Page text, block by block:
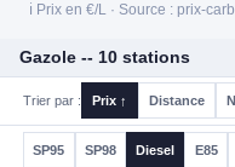
ℹ️ Prix en €/L · Source : prix-
Gazole -- 10 stations
Trier par : Prix ↑ Distance
SP95 SP98 Diesel E85